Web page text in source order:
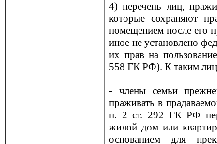
4) перечень лиц,
которые сохраняют
помещением после его
иное не установлено
их прав на
558 ГК РФ). К таким
- члены семьи
праживать в
п. 2 ст. 292 ГК РФ
жилой дом или
основанием для